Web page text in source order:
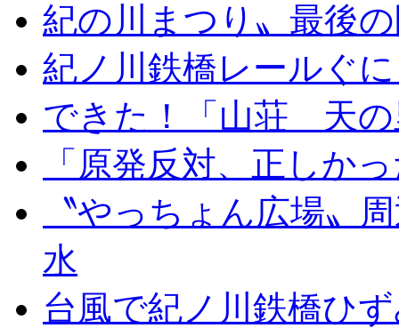
紀の川まつり〟最後
紀ノ川鉄橋レールぐ
できた！「山荘 天の
「原発反対、正しか
〝やっちょん広場〟
水
台風で紀ノ川鉄橋ひ